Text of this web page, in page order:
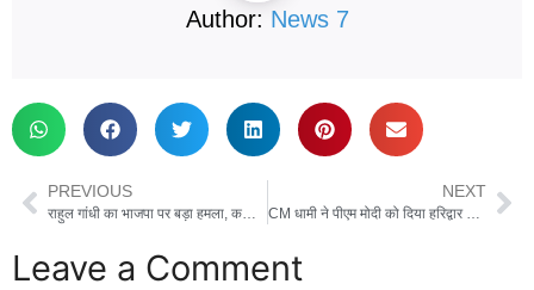
Author: News 7
PREVIOUS
राहुल गांधी का भाजपा पर बड़ा हमला, कहा-‘वोट और सरकार के बाद अब सीट चोरी’ कर रही है बीजेपी
NEXT
CM धामी ने पीएम मोदी को दिया हरिद्वार कुंभ और नंदा राजजात का न्योता…
Leave a Comment